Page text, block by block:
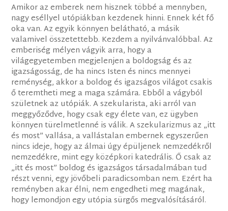
Amikor az emberek nem hisznek többé a mennyben,
nagy eséllyel utópiákban kezdenek hinni. Ennek két fő
oka van. Az egyik könnyen belátható, a másik
valamivel összetettebb. Kezdem a nyilvánvalóbbal. Az
emberiség mélyen vágyik arra, hogy a
világegyetemben megjelenjen a boldogság és az
igazságosság, de ha nincs Isten és nincs mennyei
reménység, akkor a boldog és igazságos világot csakis
ő teremtheti meg a maga számára. Ebből a vágyból
születnek az utópiák. A szekularista, aki arról van
meggyőződve, hogy csak egy élete van, ez ügyben
könnyen türelmetlenné is válik. A szekularizmus az „itt
és most” vallása, a vallástalan embernek egyszerűen
nincs ideje, hogy az álmai úgy épüljenek nemzedékről
nemzedékre, mint egy középkori katedrális. Ő csak az
„itt és most” boldog és igazságos társadalmában tud
részt venni, egy jövőbeli paradicsomban nem. Ezért ha
reményben akar élni, nem engedheti meg magának,
hogy lemondjon egy utópia sürgős megvalósításáról.